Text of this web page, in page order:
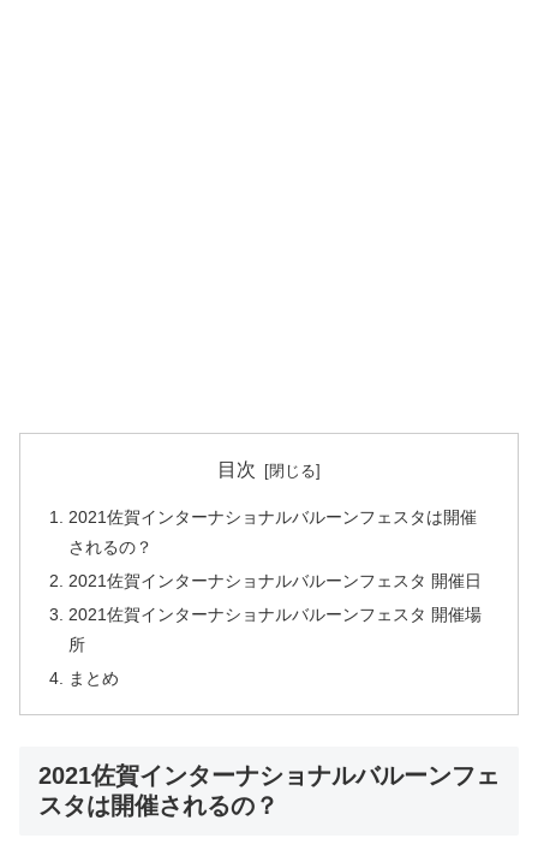
目次
2021佐賀インターナショナルバルーンフェスタは開催
されるの？
2021佐賀インターナショナルバルーンフェスタ 開催日
2021佐賀インターナショナルバルーンフェスタ 開催場
所
まとめ
2021佐賀インターナショナルバルーンフェ
スタは開催されるの？